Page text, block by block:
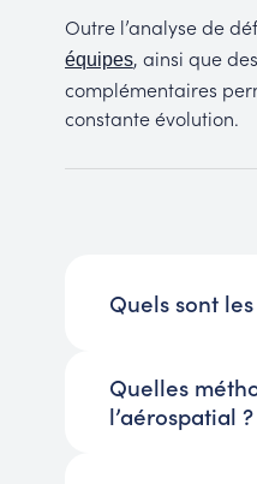
Outre l’analyse de
équipes, ainsi que
complémentaires
constante évolution.
Quels sont
Quelles
l’aérospatial ?